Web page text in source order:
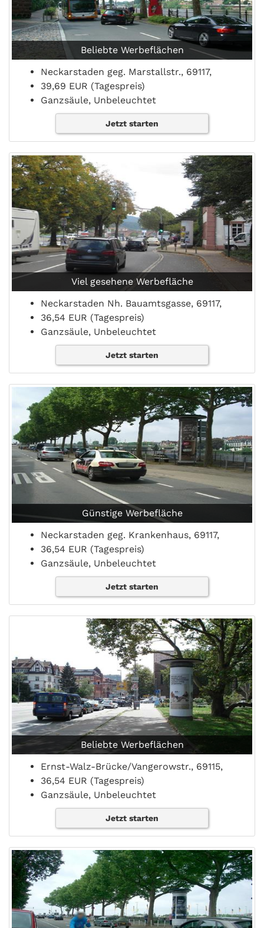
Beliebte Werbeflächen
Neckarstaden geg. Marstallstr., 69117,
39,69 EUR (Tagespreis)
Ganzsäule, Unbeleuchtet
Jetzt starten
Viel gesehene Werbefläche
Neckarstaden Nh. Bauamtsgasse, 69117,
36,54 EUR (Tagespreis)
Ganzsäule, Unbeleuchtet
Jetzt starten
Günstige Werbefläche
Neckarstaden geg. Krankenhaus, 69117,
36,54 EUR (Tagespreis)
Ganzsäule, Unbeleuchtet
Jetzt starten
Beliebte Werbeflächen
Ernst-Walz-Brücke/Vangerowstr., 69115,
36,54 EUR (Tagespreis)
Ganzsäule, Unbeleuchtet
Jetzt starten